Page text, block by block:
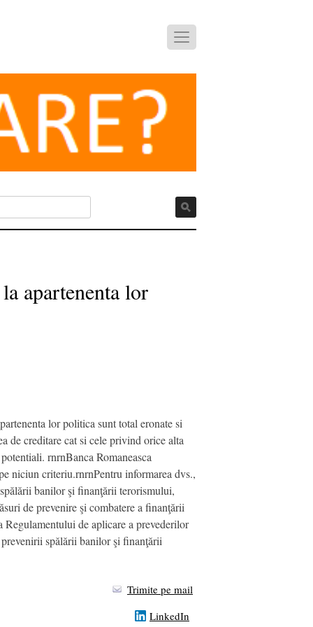
apartenenta lor
lor politica sunt total eronate si
de creditare cat si cele privind orice alta
rnrnBanca Romaneasca
niciun criteriu.rnrnPentru informarea dvs.,
banilor şi finanţării terorismului,
de prevenire şi combatere a finanţării
de aplicare a prevederilor
spălării banilor şi finanţării
Trimite pe mail
LinkedIn